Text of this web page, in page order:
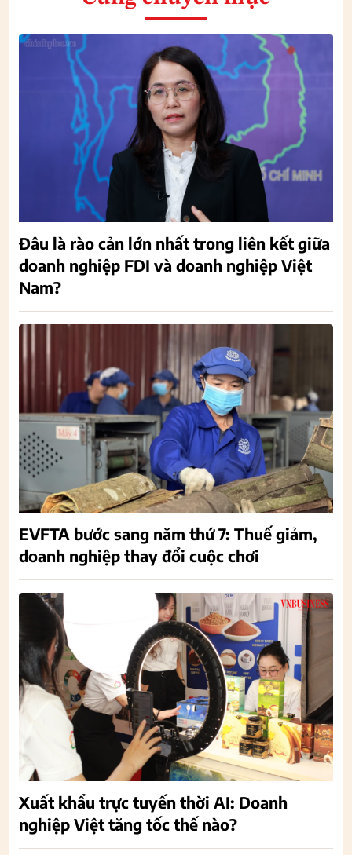
Đâu là rào cản lớn nhất trong liên kết giữa
doanh nghiệp FDI và doanh nghiệp Việt
Nam?
EVFTA bước sang năm thứ 7: Thuế giảm,
doanh nghiệp thay đổi cuộc chơi
Xuất khẩu trực tuyến thời AI: Doanh
nghiệp Việt tăng tốc thế nào?